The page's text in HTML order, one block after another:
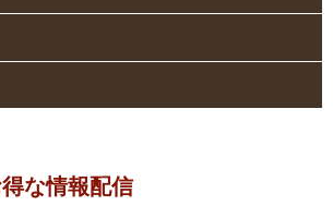
な情報配信